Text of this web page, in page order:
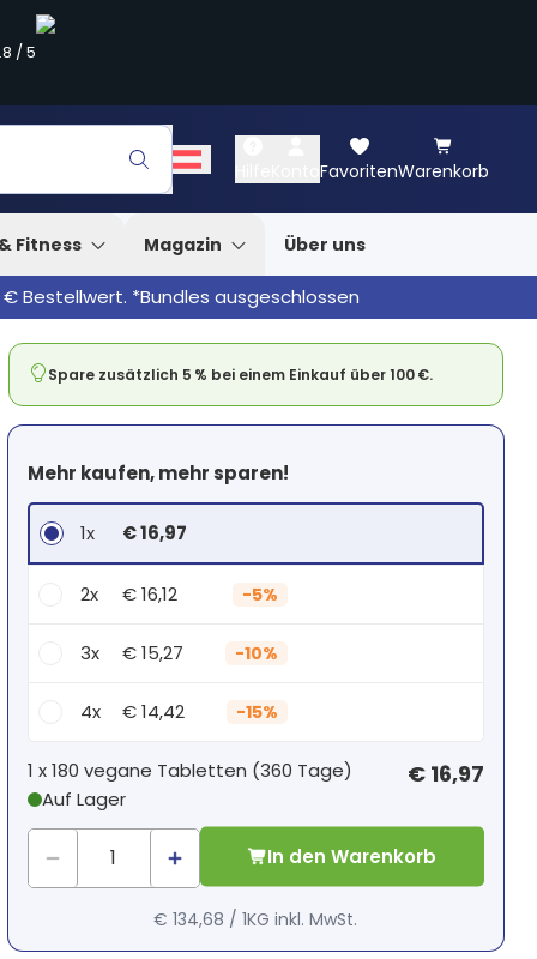
/5
FavoritenWarenkorb
Fitness Magazin Über uns
€ Bestellwert. *Bundles ausgeschlossen
Spare zusätzlich 5 % bei einem Einkauf über 100 €.
Mehr kaufen, mehr sparen!
1x € 16,97
2x € 16,12 -5%
3x € 15,27 -10%
4x € 14,42 -15%
Dein persönlicher Rabatt
1x € 0,00
1 x180 vegane Tabletten (360 Tage)
Auf Lager
€ 16,97
In den Warenkorb
€ 134,68 /1KG inkl. MwSt.